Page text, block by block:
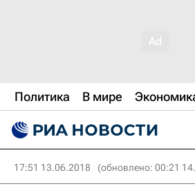
Политика В мире
17:51 13.06.2018 (обновлено: 00:21